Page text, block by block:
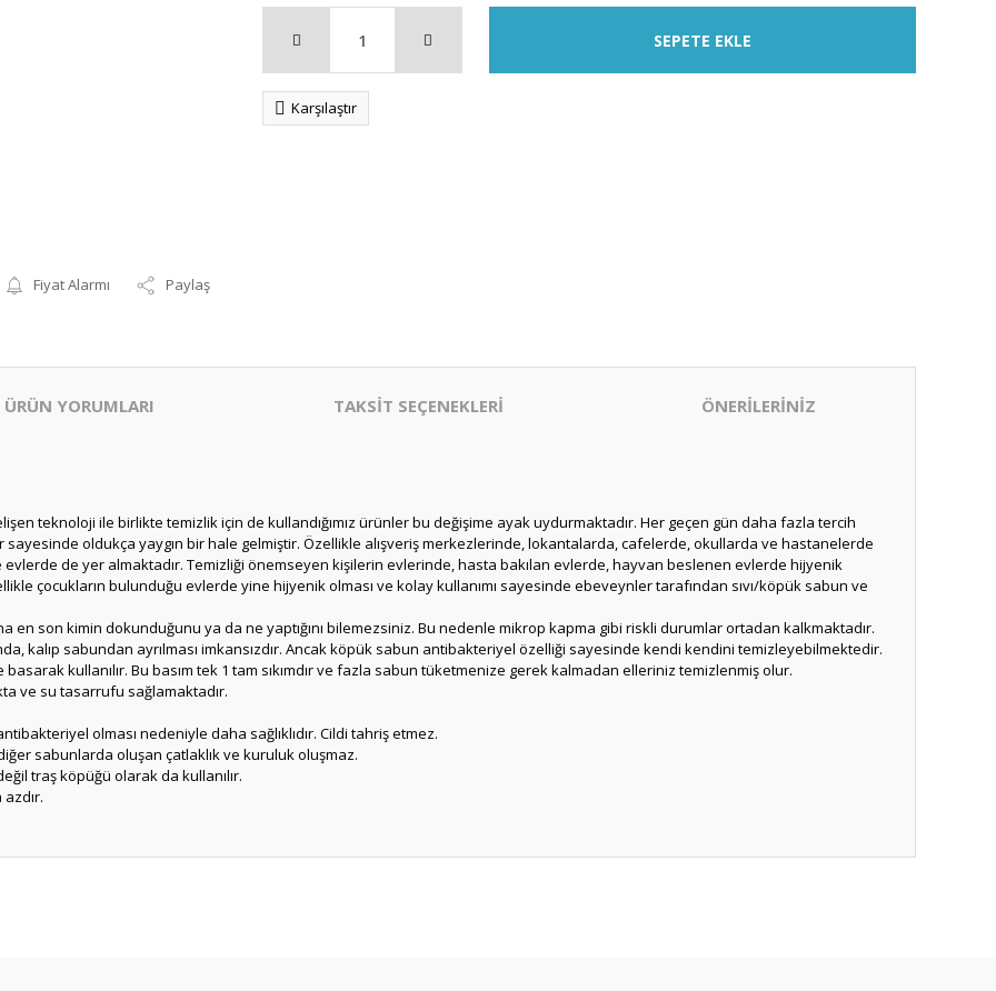
Fiyat Alarmı Paylaş
SEPETE EKLE
Karşılaştır
ÜRÜN YORUMLARI TAKSİT SEÇENEKLERİ ÖNERİLERİNİZ
teknoloji ile birlikte temizlik için de kullandığımız ürünler bu değişime ayak uydurmaktadır. Her geçen gün daha fazla tercih
sayesinde oldukça yaygın bir hale gelmiştir. Özellikle alışveriş merkezlerinde, lokantalarda, cafelerde, okullarda ve hastanelerde
evlerde de yer almaktadır. Temizliği önemseyen kişilerin evlerinde, hasta bakılan evlerde, hayvan beslenen evlerde hijyenik
çocukların bulunduğu evlerde yine hijyenik olması ve kolay kullanımı sayesinde ebeveynler tarafından sıvı/köpük sabun ve
en son kimin dokunduğunu ya da ne yaptığını bilemezsiniz. Bu nedenle mikrop kapma gibi riskli durumlar ortadan kalkmaktadır.
kalıp sabundan ayrılması imkansızdır. Ancak köpük sabun antibakteriyel özelliği sayesinde kendi kendini temizleyebilmektedir.
kullanılır. Bu basım tek 1 tam sıkımdır ve fazla sabun tüketmenize gerek kalmadan elleriniz temizlenmiş olur.
ve su tasarrufu sağlamaktadır.
olması nedeniyle daha sağlıklıdır. Cildi tahriş etmez.
sabunlarda oluşan çatlaklık ve kuruluk oluşmaz.
traş köpüğü olarak da kullanılır.